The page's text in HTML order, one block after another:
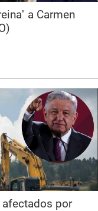
a Carmen
afectados por